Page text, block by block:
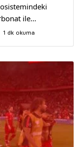
ile…
1 dk okuma